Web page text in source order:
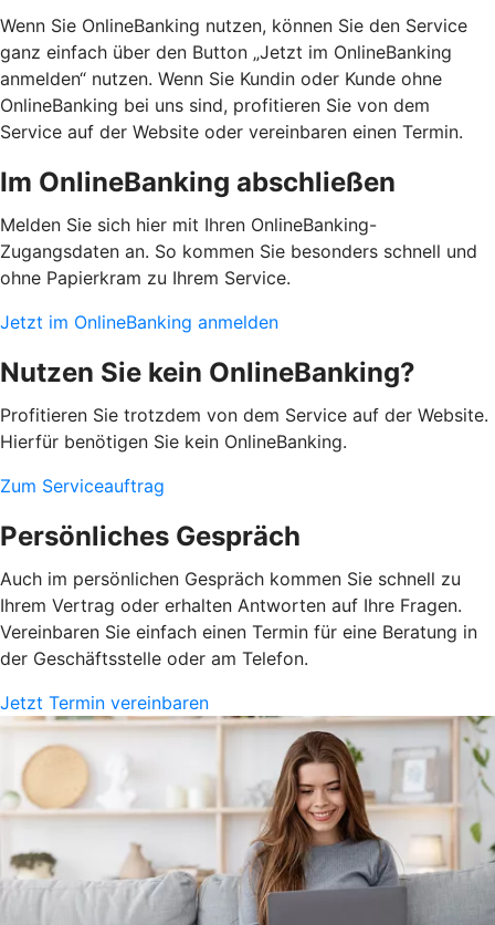
Wenn Sie OnlineBanking nutzen, können Sie den Service
ganz einfach über den Button „Jetzt im OnlineBanking
anmelden“ nutzen. Wenn Sie Kundin oder Kunde ohne
OnlineBanking bei uns sind, profitieren Sie von dem
Service auf der Website oder vereinbaren einen Termin.
Im OnlineBanking abschließen
Melden Sie sich hier mit Ihren OnlineBanking-
Zugangsdaten an. So kommen Sie besonders schnell und
ohne Papierkram zu Ihrem Service.
Jetzt im OnlineBanking anmelden
Nutzen Sie kein OnlineBanking?
Profitieren Sie trotzdem von dem Service auf der Website.
Hierfür benötigen Sie kein OnlineBanking.
Zum Serviceauftrag
Persönliches Gespräch
Auch im persönlichen Gespräch kommen Sie schnell zu
Ihrem Vertrag oder erhalten Antworten auf Ihre Fragen.
Vereinbaren Sie einfach einen Termin für eine Beratung in
der Geschäftsstelle oder am Telefon.
Jetzt Termin vereinbaren